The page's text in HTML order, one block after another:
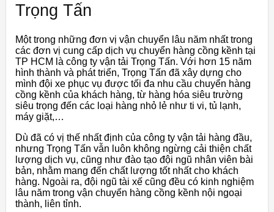
Trọng Tấn
Một trong những đơn vị vận chuyển lâu năm nhất trong
các đơn vị cung cấp dịch vụ chuyển hàng cồng kềnh tại
TP HCM là công ty vận tải Trọng Tấn. Với hơn 15 năm
hình thành và phát triển, Trọng Tấn đã xây dựng cho
mình đội xe phục vụ được tối đa nhu cầu chuyển hàng
cồng kềnh của khách hàng, từ hàng hóa siêu trường
siêu trọng đến các loại hàng nhỏ lẻ như ti vi, tủ lạnh,
máy giặt,…
Dù đã có vị thế nhất định của công ty vận tải hàng đầu,
nhưng Trọng Tấn vẫn luôn không ngừng cải thiện chất
lượng dịch vụ, cũng như đào tạo đội ngũ nhân viên bài
bản, nhằm mang đến chất lượng tốt nhất cho khách
hàng. Ngoài ra, đội ngũ tài xế cũng đều có kinh nghiệm
lâu năm trong vận chuyển hàng cồng kềnh nội ngoại
thành, liên tỉnh.